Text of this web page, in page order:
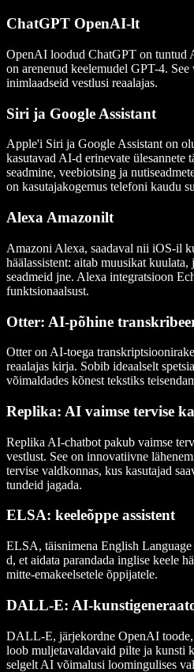
ChatGPT OpenAI-lt
OpenAI loodud ChatGPT on tuntud
on arenenud keelemudel GPT-4.
inimlaadseid vestlusi reaalajas.
Siri ja Google Assistant
Apple'i Siri ja Google Assistant on
kasutavad AI-d erinevate ülesannete
seadmine, veebiotsing ja
on kasutajakogemus telefoni kaudu
Alexa Amazonilt
Amazoni Alexa, saadaval nii iOS-il
häälassistent: aitab muusikat
seadmeid jne. Alexa integratsioon
funktsionaalsust.
Otter: AI-põhine
Otter on AI-toega
reaalajas kirja. Sobib ideaalselt
võimaldades kõnest tekstiks
Replika: AI vaimse tervise
Replika AI-chatbot pakub vaimse
vestlust. See on innovatiivne
tervise valdkonnas, kus kasutajad
tundeid jagada.
ELSA: keeleõppe assistent
ELSA, täisnimena English
d, et aidata parandada inglise keele
mitte-emakeelsetele õppijatele.
DALL-E: AI-
DALL-E, järjekordne OpenAI
loob muljetavaldavaid pilte ja kunsti
selgelt AI võimalusi loomingulises